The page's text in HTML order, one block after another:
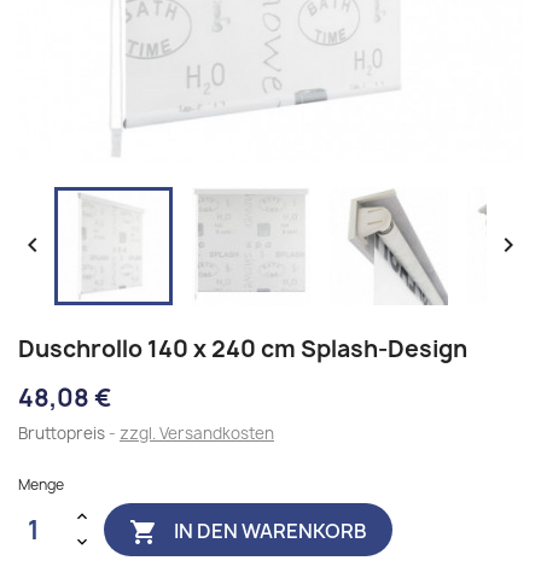
 
Duschrollo 140 x 240 cm Splash-Design
48,08 €
Bruttopreis zzgl. Versandkosten
Menge
 IN DEN WARENKORB